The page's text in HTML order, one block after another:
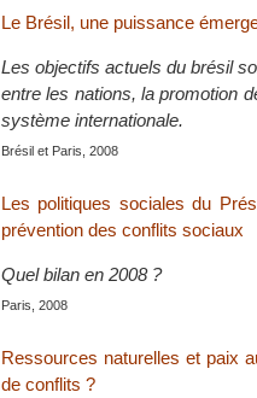
Le Brésil, une puissance
Les objectifs actuels du brésil
entre les nations, la promotion
système internationale.
Brésil et Paris, 2008
Les politiques sociales du
prévention des conflits sociaux
Quel bilan en 2008 ?
Paris, 2008
Ressources naturelles et paix
de conflits ?